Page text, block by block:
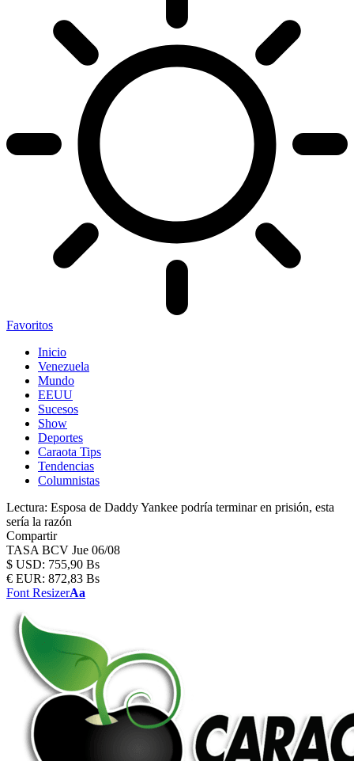
Favoritos
Inicio
Venezuela
Mundo
EEUU
Sucesos
Show
Deportes
Caraota Tips
Tendencias
Columnistas
Lectura: Esposa de Daddy Yankee podría terminar en prisión, esta
sería la razón
Compartir
TASA BCV Jue 06/08
$ USD: 755,90 Bs
€ EUR: 872,83 Bs
Font ResizerAa